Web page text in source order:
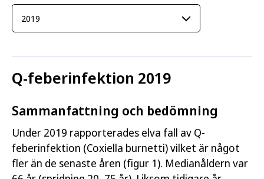
Q-feberinfektion 2019
Sammanfattning och bedömning
Under 2019 rapporterades elva fall av Q-
feberinfektion (Coxiella burnetti) vilket är något
fler än de senaste åren (figur 1). Medianåldern var